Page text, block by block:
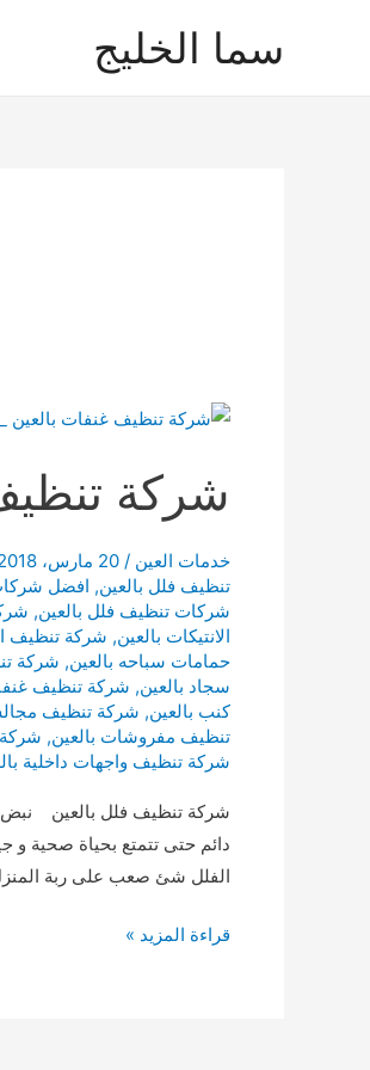
سما الخليج
شركة
خدمات العين / 20 مارس، 2018
تنظيف فلل بالعين, افضل
شركات تنظيف فلل بالعين,
الانتيكات بالعين, شركة تنظيف
حمامات سباحه بالعين, شركة
سجاد بالعين, شركة تنظيف
كنب بالعين, شركة تنظيف
تنظيف مفروشات بالعين,
شركة تنظيف واجهات داخلية
شركة تنظيف فلل بالعين نبض
دائم حتى تتمتع بحياة صحية و
الفلل شئ صعب على ربة
شركة
قراءة المزيد »